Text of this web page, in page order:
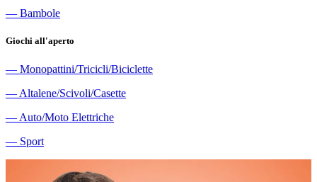
― Bambole
Giochi all'aperto
― Monopattini/Tricicli/Biciclette
― Altalene/Scivoli/Casette
― Auto/Moto Elettriche
― Sport